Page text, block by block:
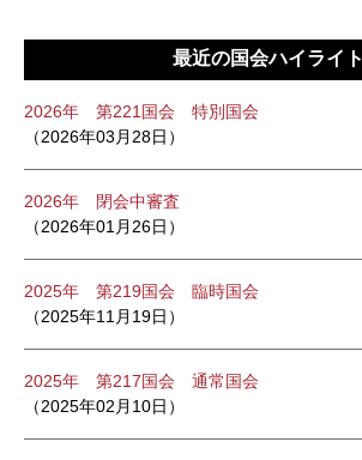
最近の国会ハイライト
2026年 第221国会 特別国会
（2026年03月28日）
2026年 閉会中審査
（2026年01月26日）
2025年 第219国会 臨時国会
（2025年11月19日）
2025年 第217国会 通常国会
（2025年02月10日）